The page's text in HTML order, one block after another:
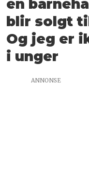
en
blir solgt
Og jeg er
i unger
ANNONSE